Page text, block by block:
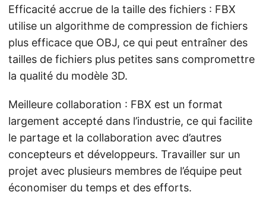
Efficacité accrue de la taille des fichiers : FBX
utilise un algorithme de compression de fichiers
plus efficace que OBJ, ce qui peut entraîner des
tailles de fichiers plus petites sans compromettre
la qualité du modèle 3D.
Meilleure collaboration : FBX est un format
largement accepté dans l’industrie, ce qui facilite
le partage et la collaboration avec d’autres
concepteurs et développeurs. Travailler sur un
projet avec plusieurs membres de l’équipe peut
économiser du temps et des efforts.